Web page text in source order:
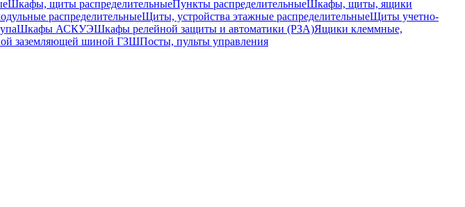
Шкафы, щиты распределительныеПункты распределительныеШкафы, щиты, ящики
распределительныеЩиты, устройства этажные распределительныеЩиты учетно-
Шкафы АСКУЭШкафы релейной защиты и автоматики (РЗА)Ящики клеммные,
заземляющей шиной ГЗШПосты, пульты управления